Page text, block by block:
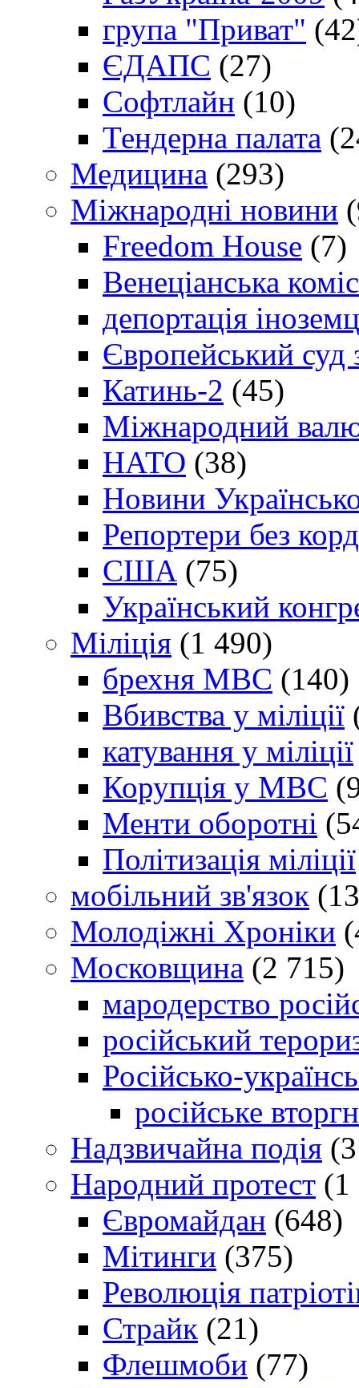
група "Приват"
ЄДАПС (27)
Софтлайн (10)
Тендерна палата
Медицина (293)
Міжнародні новини
Freedom House (7)
Венеціанська
депортація
Європейський
Катинь-2 (45)
Міжнародний
НАТО (38)
Новини
Репортери без
США (75)
Український
Міліція (1 490)
брехня МВС (140)
Вбивства у міліції
катування у міліції
Корупція у МВС
Менти оборотні
Політизація міліції
мобільний зв'язок
Молодіжні Хроніки
Московщина (2 715)
мародерство
російський
Російсько-
російське
Надзвичайна подія
Народний протест (1
Євромайдан (648)
Мітинги (375)
Революція
Страйк (21)
Флешмоби (77)